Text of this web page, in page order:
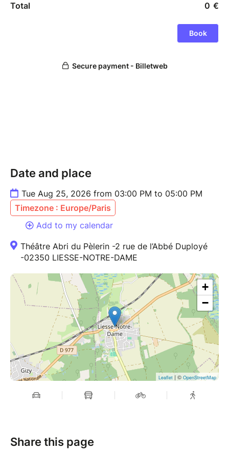
Date and place
Tue Aug 25, 2026 from 03:00 PM to 05:00 PM
Timezone : Europe/Paris
Add to my calendar
Théâtre Abri du Pèlerin -2 rue de l’Abbé Duployé
-02350 LIESSE-NOTRE-DAME
+
−
Leaflet | © OpenStreetMap
Share this page